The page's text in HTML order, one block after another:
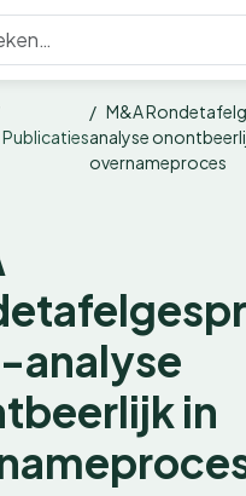
Publicaties
M&A
analyse
overnameproces
analyse
in